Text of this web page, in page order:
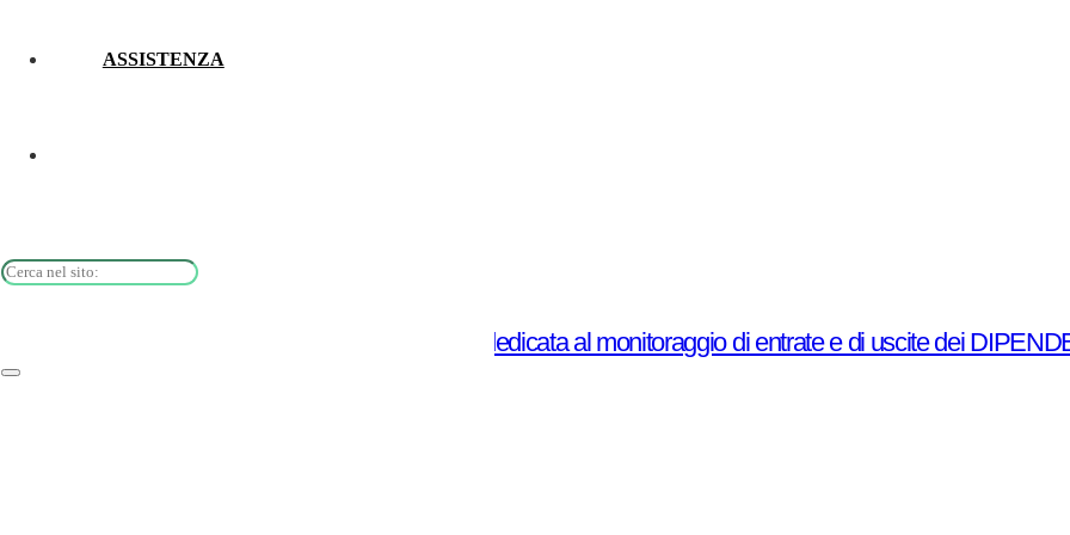
ASSISTENZA
Gest-Guest: la nuova piattaforma gestionale dedicata al monitoraggio di entrate e di uscite dei